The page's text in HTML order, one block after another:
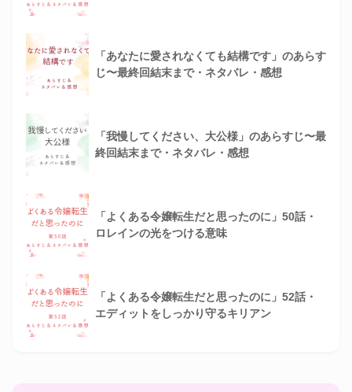
「あなたに愛されなくても結構です」のあらす
じ〜最終回結末まで・ネタバレ・感想
「我慢してください、大公様」のあらすじ〜最
終回結末まで・ネタバレ・感想
「よくある令嬢転生だと思ったのに」50話・
ロレインの光をつける意味
「よくある令嬢転生だと思ったのに」52話・
エディットをしっかり守るキリアン